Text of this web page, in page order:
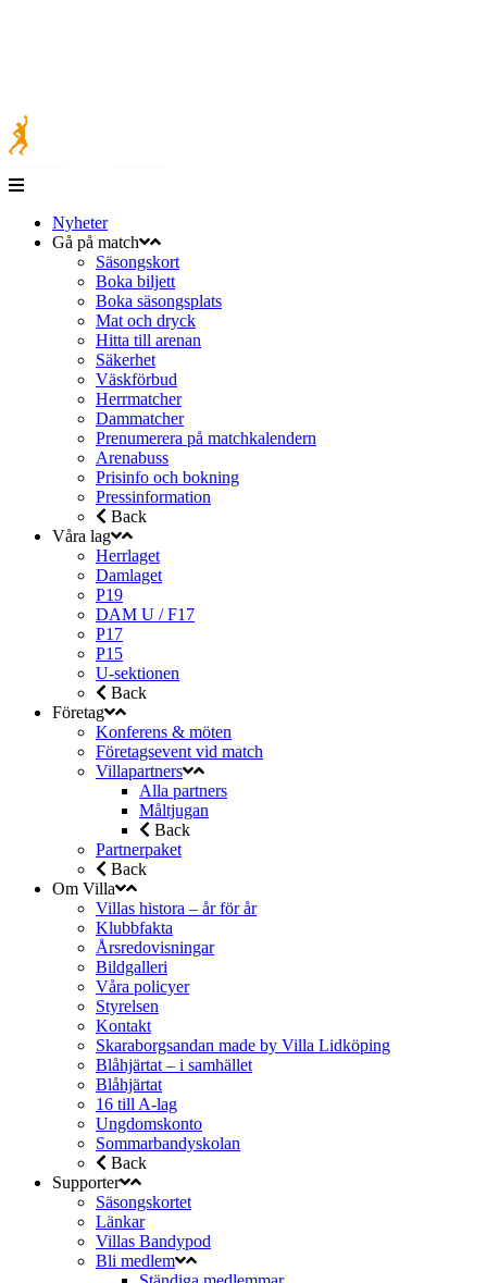
Nyheter
Gå på match
Säsongskort
Boka biljett
Boka säsongsplats
Mat och dryck
Hitta till arenan
Säkerhet
Väskförbud
Herrmatcher
Dammatcher
Prenumerera på matchkalendern
Arenabuss
Prisinfo och bokning
Pressinformation
Back
Våra lag
Herrlaget
Damlaget
P19
DAM U / F17
P17
P15
U-sektionen
Back
Företag
Konferens & möten
Företagsevent vid match
Villapartners
Alla partners
Måltjugan
Back
Partnerpaket
Back
Om Villa
Villas histora – år för år
Klubbfakta
Årsredovisningar
Bildgalleri
Våra policyer
Styrelsen
Kontakt
Skaraborgsandan made by Villa Lidköping
Blåhjärtat – i samhället
Blåhjärtat
16 till A-lag
Ungdomskonto
Sommarbandyskolan
Back
Supporter
Säsongskortet
Länkar
Villas Bandypod
Bli medlem